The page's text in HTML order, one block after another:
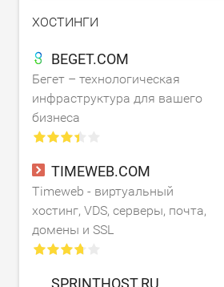
ХОСТИНГИ
BEGET.COM
Бегет – технологическая
инфраструктура для вашего
бизнеса
TIMEWEB.COM
Timeweb - виртуальный
хостинг, VDS, серверы, почта,
домены и SSL
SPRINTHOST.RU